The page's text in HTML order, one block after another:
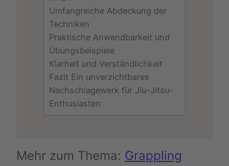
Umfangreiche Abdeckung der
Techniken
Praktische Anwendbarkeit und
Übungsbeispiele
Klarheit und Verständlichkeit
Fazit Ein unverzichtbares
Nachschlagewerk für Jiu-Jitsu-
Enthusiasten
Mehr zum Thema: Grappling